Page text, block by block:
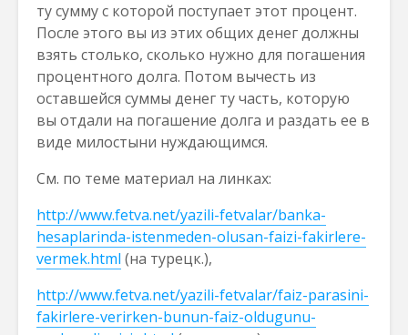
ту сумму с которой поступает этот процент.
После этого вы из этих общих денег должны
взять столько, сколько нужно для погашения
процентного долга. Потом вычесть из
оставшейся суммы денег ту часть, которую
вы отдали на погашение долга и раздать ее в
виде милостыни нуждающимся.
См. по теме материал на линках:
http://www.fetva.net/yazili-fetvalar/banka-
hesaplarinda-istenmeden-olusan-faizi-fakirlere-
vermek.html (на турецк.),
http://www.fetva.net/yazili-fetvalar/faiz-parasini-
fakirlere-verirken-bunun-faiz-oldugunu-